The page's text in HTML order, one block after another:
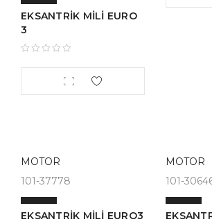
EKSANTRİK MİLİ EURO
3
MOTOR
101-37778
EKSANTRİK MİLİ EURO3
MOTOR
101-